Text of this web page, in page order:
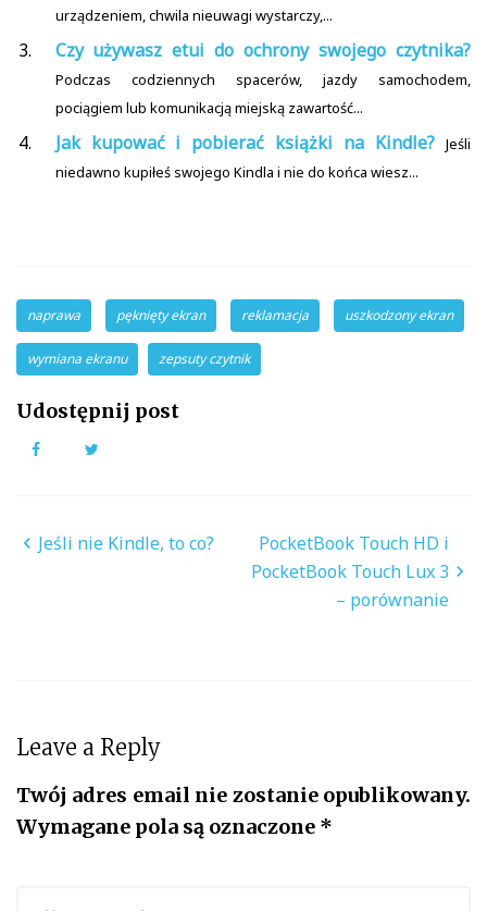
urządzeniem, chwila nieuwagi wystarczy,...
Czy używasz etui do ochrony swojego czytnika?
Podczas codziennych spacerów, jazdy samochodem,
pociągiem lub komunikacją miejską zawartość...
Jak kupować i pobierać książki na Kindle? Jeśli
niedawno kupiłeś swojego Kindla i nie do końca wiesz...
naprawa pęknięty ekran reklamacja uszkodzony ekran
wymiana ekranu zepsuty czytnik
Udostępnij post
Facebook
Nawigacja
Jeśli nie Kindle, to co?
PocketBook Touch HD i
PocketBook Touch Lux 3
– porównanie
Leave a Reply
Twój adres email nie zostanie opublikowany.
Wymagane pola są oznaczone *